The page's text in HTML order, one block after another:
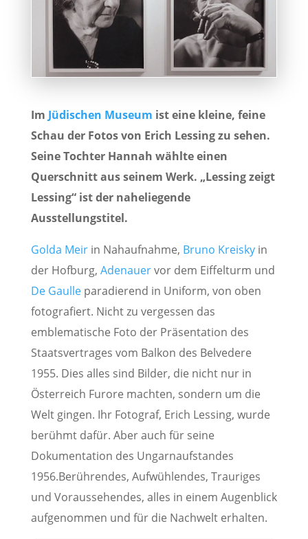
Im Jüdischen Museum ist eine kleine, feine
Schau der Fotos von Erich Lessing zu sehen.
Seine Tochter Hannah wählte einen
Querschnitt aus seinem Werk. „Lessing zeigt
Lessing“ ist der naheliegende
Ausstellungstitel.
Golda Meirin Nahaufnahme, Bruno Kreiskyin
der Hofburg, Adenauervor dem Eiffelturm und
De Gaulleparadierend in Uniform, von oben
fotografiert. Nicht zu vergessen das
emblematische Foto der Präsentation des
Staatsvertrages vom Balkon des Belvedere
1955. Dies alles sind Bilder, die nicht nur in
Österreich Furore machten, sondern um die
Welt gingen. Ihr Fotograf, Erich Lessing, wurde
berühmt dafür. Aber auch für seine
Dokumentation des Ungarnaufstandes
1956.Berührendes, Aufwühlendes, Trauriges
und Voraussehendes, alles in einem Augenblick
aufgenommen und für die Nachwelt erhalten.